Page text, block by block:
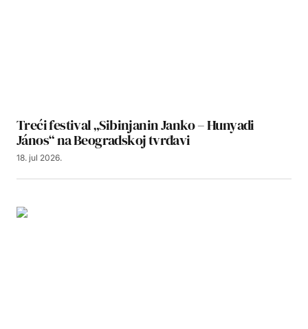
Treći festival „Sibinjanin Janko – Hunyadi
János“ na Beogradskoj tvrđavi
18. jul 2026.